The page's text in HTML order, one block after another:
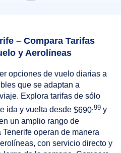
– Compara Tarifas
y Aerolíneas
opciones de vuelo diarias a
que se adaptan a
Explora tarifas de sólo
ida y vuelta desde $690 .99 y
un amplio rango de
operan de manera
con servicio directo y